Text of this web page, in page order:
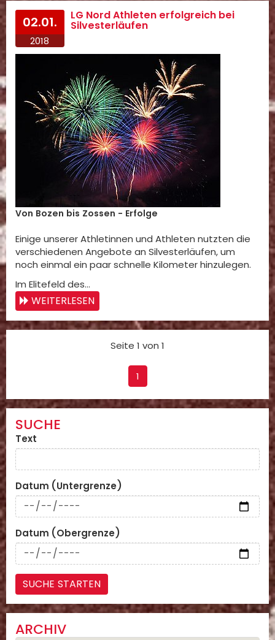
02.01.
2018
LG Nord Athleten erfolgreich bei
Silvesterläufen
Von Bozen bis Zossen - Erfolge
Einige unserer Athletinnen und Athleten nutzten die
verschiedenen Angebote an Silvesterläufen, um
noch einmal ein paar schnelle Kilometer hinzulegen.
Im Elitefeld des…
WEITERLESEN
Seite 1 von 1
1
SUCHE
Text
Datum (Untergrenze)
Datum (Obergrenze)
ARCHIV